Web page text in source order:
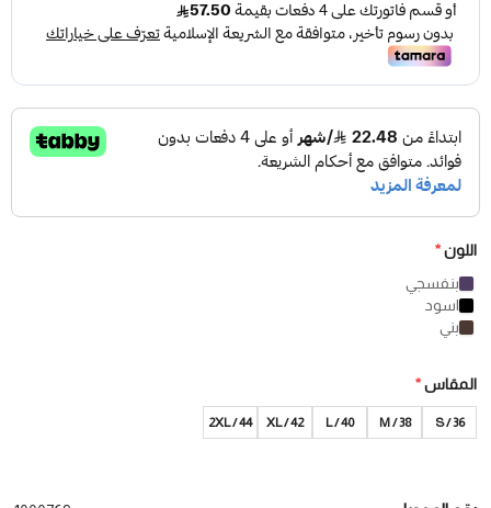
اللون*
بنفسجي
اسود
بني
المقاس*
36 / S
38 / M
40 / L
42 / XL
2XL / 44